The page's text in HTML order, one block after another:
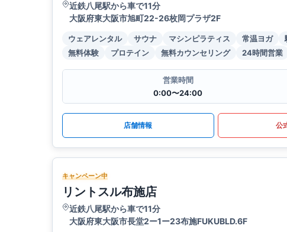
近鉄八尾駅から車で11分
大阪府東大阪市旭町22-26枚岡プラザ2F
ウェアレンタル サウナ マシンピラティス 常温ヨガ
無料体験
プロテイン 無料カウンセリング 24時間営業
営業時間
0:00〜24:00
店舗情報 公
キャンペーン中
リントスル布施店
近鉄八尾駅から車で11分
大阪府東大阪市長堂2ー1ー23布施FUKUBLD.6F